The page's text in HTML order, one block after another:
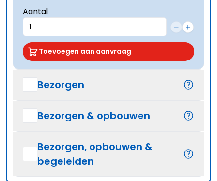
Aantal
Toevoegen aan aanvraag
Bezorgen
Bezorgen & opbouwen
Bezorgen, opbouwen &
begeleiden